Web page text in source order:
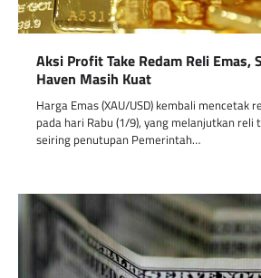
Aksi Profit Take Redam Reli Emas,
Haven Masih Kuat
Harga Emas (XAU/USD) kembali mencetak
pada hari Rabu (1/9), yang melanjutkan reli
seiring penutupan Pemerintah…